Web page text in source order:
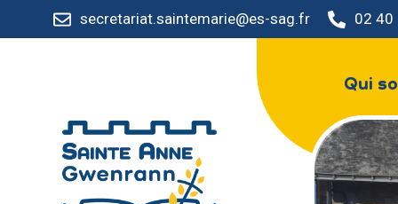
secretariat.saintemarie@es-sag.fr 02 40
Qui